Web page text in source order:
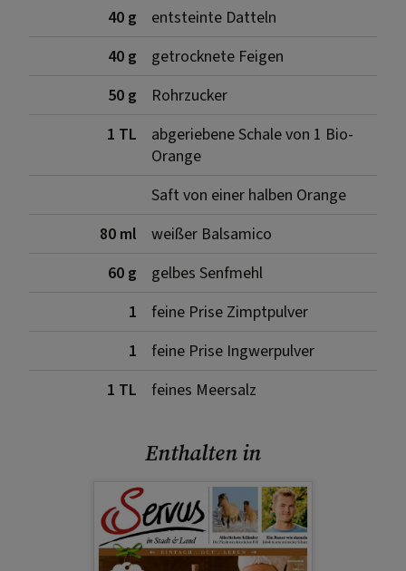
40 g
entsteinte Datteln
40 g
getrocknete Feigen
50 g
Rohrzucker
1 TL
abgeriebene Schale von 1 Bio-
Orange
Saft von einer halben Orange
80 ml
weißer Balsamico
60 g
gelbes Senfmehl
1
feine Prise Zimptpulver
1
feine Prise Ingwerpulver
1 TL
feines Meersalz
Enthalten in